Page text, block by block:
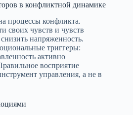
в конфликтной динамике
процессы конфликта.
своих чувств и чувств
напряженность.
триггеры:
активно
восприятие
управления, а не в